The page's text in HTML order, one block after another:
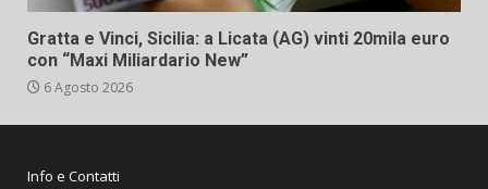
Gratta e Vinci, Sicilia: a Licata (AG) vinti 20mila euro
con “Maxi Miliardario New”
6 Agosto 2026
Info e Contatti